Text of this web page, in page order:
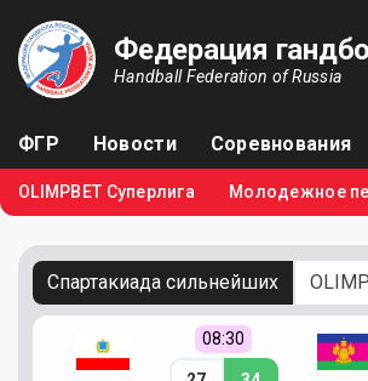
Федерация
Handball Federation of Russia
ФГР Новости Соревнования
OLIMPBET Суперлига Молодежное
Спартакиада сильнейших
08:30